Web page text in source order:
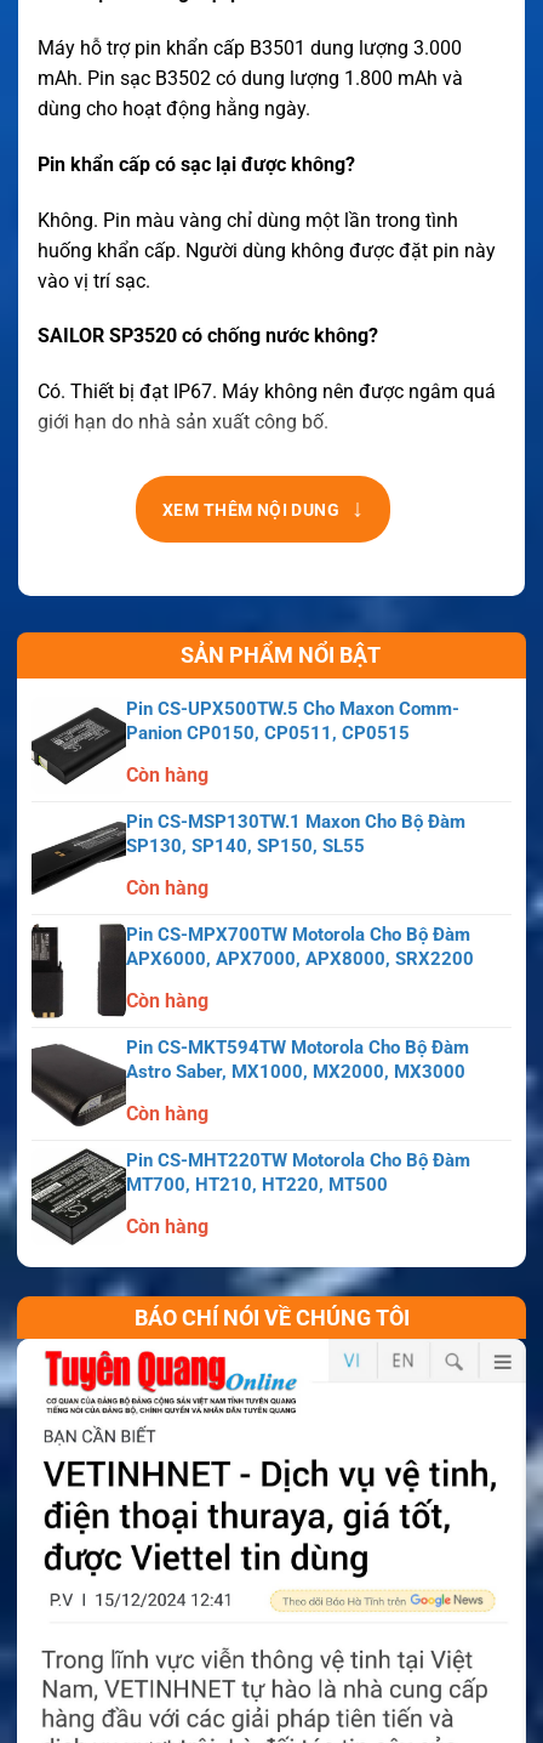
Máy hỗ trợ pin khẩn cấp B3501 dung lượng 3.000
mAh. Pin sạc B3502 có dung lượng 1.800 mAh và
dùng cho hoạt động hằng ngày.
Pin khẩn cấp có sạc lại được không?
Không. Pin màu vàng chỉ dùng một lần trong tình
huống khẩn cấp. Người dùng không được đặt pin này
vào vị trí sạc.
SAILOR SP3520 có chống nước không?
Có. Thiết bị đạt IP67. Máy không nên được ngâm quá
giới hạn do nhà sản xuất công bố.
XEM THÊM NỘI DUNG ↓
SẢN PHẨM NỔI BẬT
Pin CS-UPX500TW.5 Cho Maxon Comm-
Panion CP0150, CP0511, CP0515
Còn hàng
Pin CS-MSP130TW.1 Maxon Cho Bộ Đàm
SP130, SP140, SP150, SL55
Còn hàng
Pin CS-MPX700TW Motorola Cho Bộ Đàm
APX6000, APX7000, APX8000, SRX2200
Còn hàng
Pin CS-MKT594TW Motorola Cho Bộ Đàm
Astro Saber, MX1000, MX2000, MX3000
Còn hàng
Pin CS-MHT220TW Motorola Cho Bộ Đàm
MT700, HT210, HT220, MT500
Còn hàng
BÁO CHÍ NÓI VỀ CHÚNG TÔI